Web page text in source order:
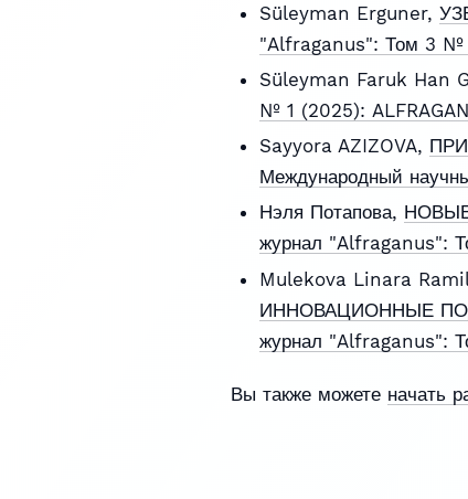
Süleyman Erguner,
"Alfraganus": Том 3 №
Süleyman Faruk Han
№ 1 (2025):
Sayyora AZIZOVA,
Международный
Нэля Потапова,
журнал "Alfraganus":
Mulekova Linara
ИННОВАЦИОННЫЕ
журнал "Alfraganus":
Вы также можете начать